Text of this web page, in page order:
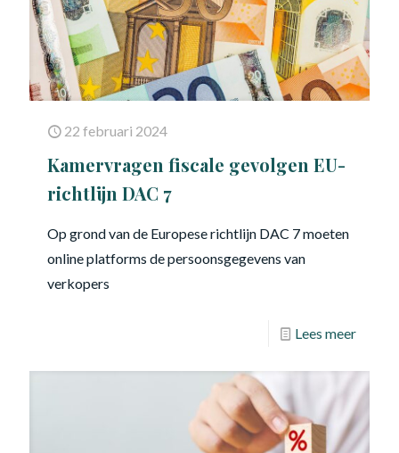
22 februari 2024
Kamervragen fiscale gevolgen EU-
richtlijn DAC 7
Op grond van de Europese richtlijn DAC 7 moeten
online platforms de persoonsgegevens van
verkopers
Lees meer